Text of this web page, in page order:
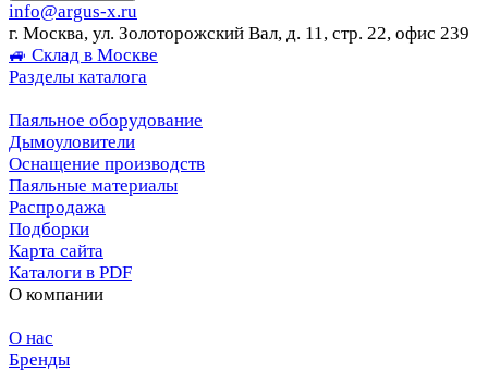
info@argus-x.ru
г. Москва, ул. Золоторожский Вал, д. 11, стр. 22, офис 239
🚙 Склад в Москве
Разделы каталога
Паяльное оборудование
Дымоуловители
Оснащение производств
Паяльные материалы
Распродажа
Подборки
Карта сайта
Каталоги в PDF
О компании
О нас
Бренды